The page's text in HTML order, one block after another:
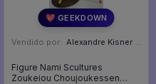
💖 GEEKDOWN
Vendido por: Alexandre Kisner - PR
Figure Nami Scultures
Zoukeiou Choujoukessen